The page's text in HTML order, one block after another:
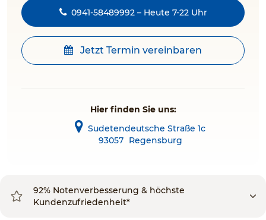
0941-58489992 – Heute 7-22 Uhr
Jetzt Termin vereinbaren
Hier finden Sie uns:
Sudetendeutsche Straße 1c
93057 Regensburg
92% Notenverbesserung & höchste
Kundenzufriedenheit*